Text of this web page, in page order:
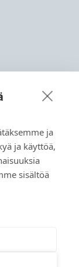
ja
ja käyttöä,
sisältöä